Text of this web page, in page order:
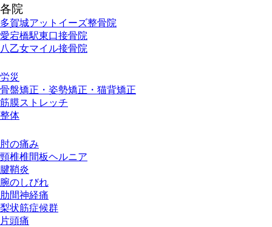
各院
多賀城アットイーズ整骨院
愛宕橋駅東口接骨院
八乙女マイル接骨院
労災
骨盤矯正・姿勢矯正・猫背矯正
筋膜ストレッチ
整体
肘の痛み
頸椎椎間板ヘルニア
腱鞘炎
腕のしびれ
肋間神経痛
梨状筋症候群
片頭痛